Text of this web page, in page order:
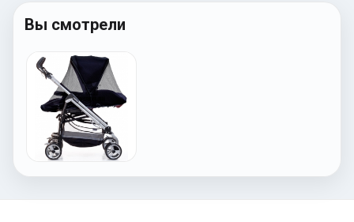
Вы смотрели